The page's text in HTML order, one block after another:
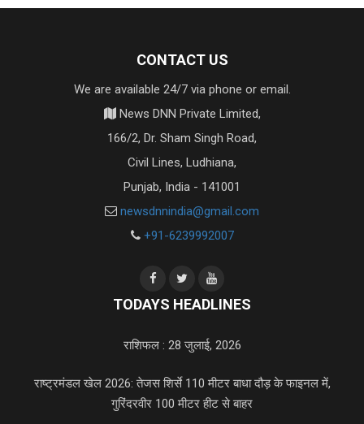
CONTACT US
We are available 24/7 via phone or email.
News DNN Private Limited,
166/2, Dr. Sham Singh Road,
Civil Lines, Ludhiana,
Punjab, India - 141001
newsdnnindia@gmail.com
+91-6239992007
TODAYS HEADLINES
राशिफल : 28 जुलाई, 2026
राष्ट्रमंडल खेल 2026: तेजस शिर्से 110 मीटर बाधा दौड़ के फाइनल में,
गुरिंदरवीर 100 मीटर हीट से बाहर